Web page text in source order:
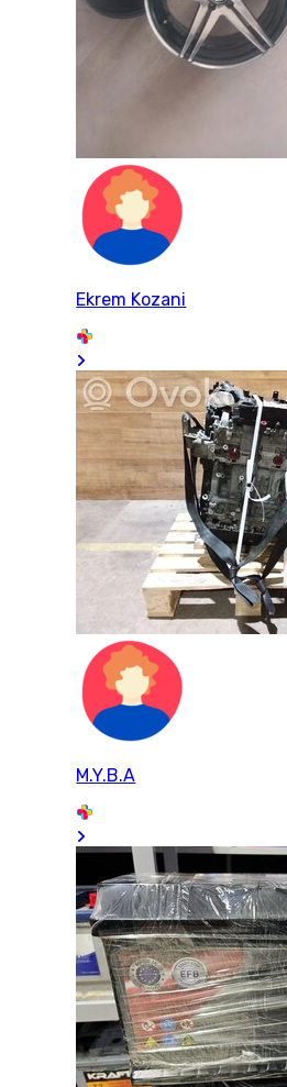
Ekrem Kozani
M.Y.B.A